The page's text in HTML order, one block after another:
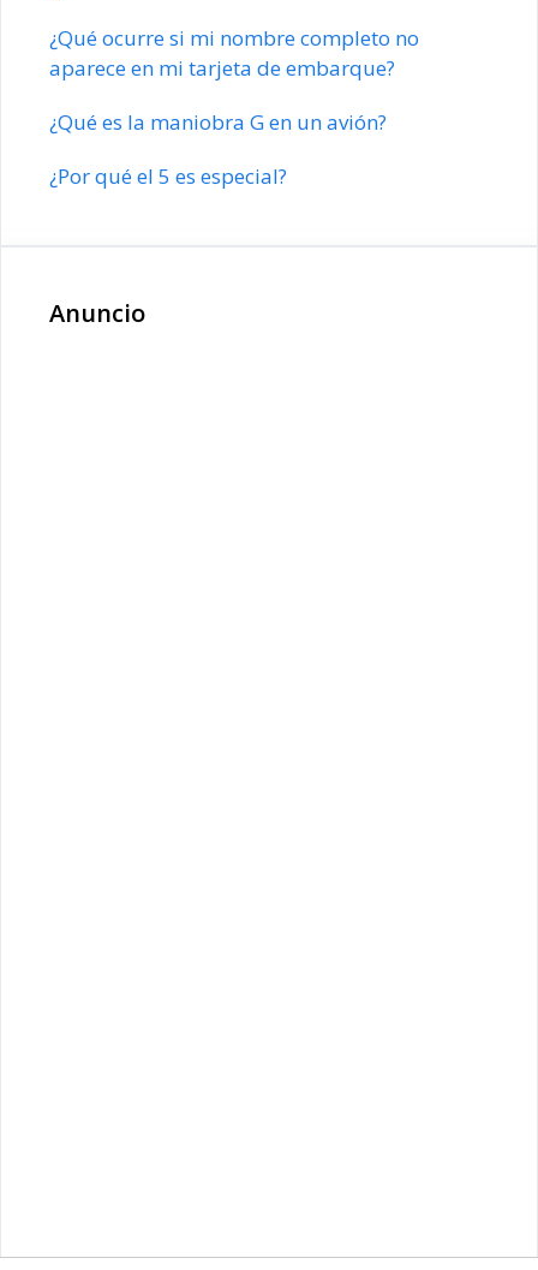
¿Qué ocurre si mi nombre completo no
aparece en mi tarjeta de embarque?
¿Qué es la maniobra G en un avión?
¿Por qué el 5 es especial?
Anuncio